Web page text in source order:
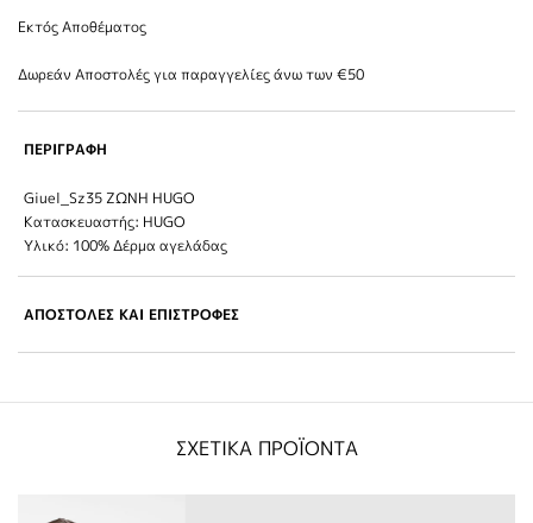
Εκτός Αποθέματος
Δωρεάν Αποστολές για παραγγελίες άνω των €50
ΠΕΡΙΓΡΑΦΗ
Giuel_Sz35 ΖΩΝΗ HUGO
Κατασκευαστής: HUGO
Υλικό: 100% Δέρμα αγελάδας
ΑΠΟΣΤΟΛΕΣ ΚΑΙ ΕΠΙΣΤΡΟΦΕΣ
ΣΧΕΤΙΚΑ ΠΡΟΪΟΝΤΑ